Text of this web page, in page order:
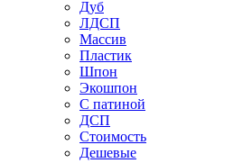
Дуб
ЛДСП
Массив
Пластик
Шпон
Экошпон
С патиной
ДСП
Стоимость
Дешевые